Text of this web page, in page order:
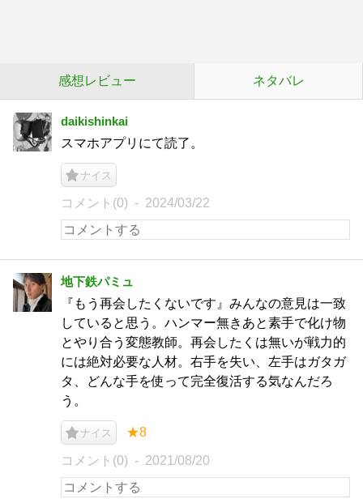
感想レビュー ネタバレ
daikishinkai
スマホアプリにて読了。
ナイス
コメント(0) 2024/03/22
地下鉄パミュ
『もう再会したくないです』みんなの意見は一致
していると思う。ハンマー無きあと素手で化け物
とやり合う変態教師。再会したくは無いが戦力的
には絶対必要な人材。右手を失い、左手はガタガ
タ、どんな手を使って完全復活する気なんだろ
う。
ナイス ★8
コメント(0) 2021/08/20